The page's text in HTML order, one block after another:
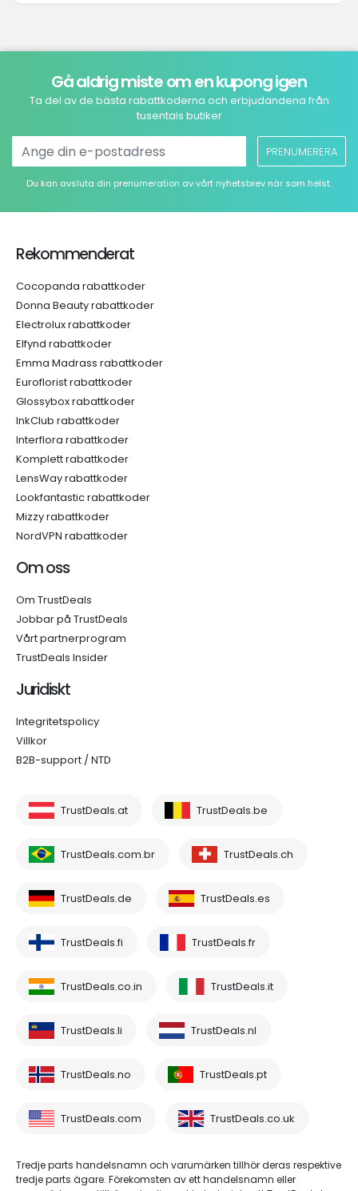
Gå aldrig miste om en kupong igen
Ta del av de bästa rabattkoderna och erbjudandena från
tusentals butiker
PRENUMERERA
Du kan avsluta din prenumeration av vårt nyhetsbrev när som helst.
Rekommenderat
Cocopanda rabattkoder
Donna Beauty rabattkoder
Electrolux rabattkoder
Elfynd rabattkoder
Emma Madrass rabattkoder
Euroflorist rabattkoder
Glossybox rabattkoder
InkClub rabattkoder
Interflora rabattkoder
Komplett rabattkoder
LensWay rabattkoder
Lookfantastic rabattkoder
Mizzy rabattkoder
NordVPN rabattkoder
Om oss
Om TrustDeals
Jobbar på TrustDeals
Vårt partnerprogram
TrustDeals Insider
Juridiskt
Integritetspolicy
Villkor
B2B-support / NTD
TrustDeals.at TrustDeals.be
TrustDeals.com.br TrustDeals.ch
TrustDeals.de TrustDeals.es
TrustDeals.fi TrustDeals.fr
TrustDeals.co.in TrustDeals.it
TrustDeals.li TrustDeals.nl
TrustDeals.no TrustDeals.pt
TrustDeals.com TrustDeals.co.uk
Tredje parts handelsnamn och varumärken tillhör deras respektive
tredje parts ägare. Förekomsten av ett handelsnamn eller